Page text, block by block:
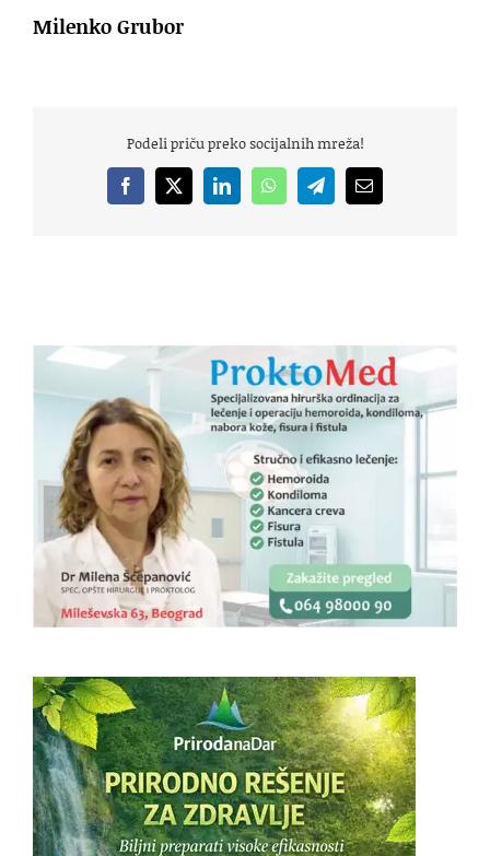
Milenko Grubor
Podeli priču preko socijalnih mreža!
Facebook
X LinkedInWhatsAppTelegramEmail